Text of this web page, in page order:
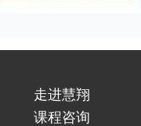
走进慧翔
课程咨询